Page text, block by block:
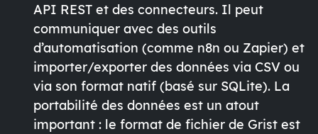
API REST et des connecteurs. Il peut
communiquer avec des outils
d’automatisation (comme n8n ou Zapier) et
importer/exporter des données via CSV ou
via son format natif (basé sur SQLite). La
portabilité des données est un atout
important : le format de fichier de Grist est